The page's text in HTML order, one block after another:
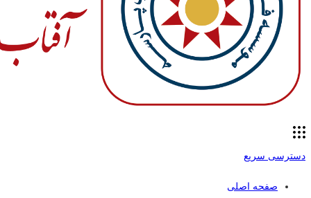
دسترسی سریع
صفحه اصلی